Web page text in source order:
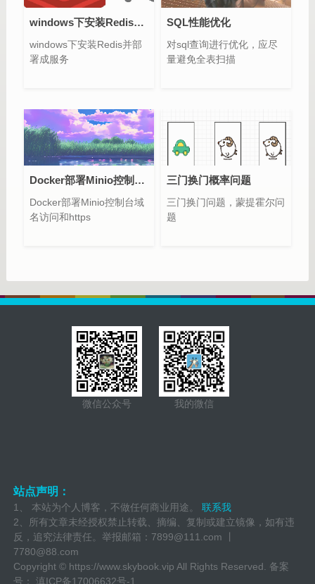
windows下安装Redis并部署成服务
windows下安装Redis并部
署成服务
SQL性能优化
对sql查询进行优化，应尽
量避免全表扫描
Docker部署Minio控制台域名访问和https
Docker部署Minio控制台域
名访问和https
三门换门概率问题
三门换门问题，蒙提霍尔问
题
微信公众号 我的微信
站点声明：
1、 本站为个人博客，不做任何商业用途。
联系我
2、所有文章未经授权禁止转载、摘编、复制或建立镜像，如有违
反，追究法律责任。举报邮箱： 7899@111.com 丨
7780@88.com
Copyright © https://www.skybook.vip All Rights Reserved. 备案
号：
滇ICP备17006632号-1